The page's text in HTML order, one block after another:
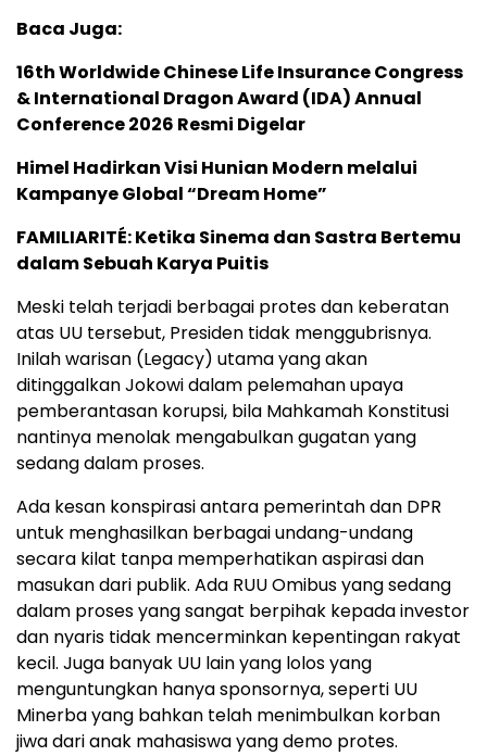
Baca Juga:
16th Worldwide Chinese Life Insurance Congress
& International Dragon Award (IDA) Annual
Conference 2026 Resmi Digelar
Himel Hadirkan Visi Hunian Modern melalui
Kampanye Global “Dream Home”
FAMILIARITÉ: Ketika Sinema dan Sastra Bertemu
dalam Sebuah Karya Puitis
Meski telah terjadi berbagai protes dan keberatan
atas UU tersebut, Presiden tidak menggubrisnya.
Inilah warisan (Legacy) utama yang akan
ditinggalkan Jokowi dalam pelemahan upaya
pemberantasan korupsi, bila Mahkamah Konstitusi
nantinya menolak mengabulkan gugatan yang
sedang dalam proses.
Ada kesan konspirasi antara pemerintah dan DPR
untuk menghasilkan berbagai undang-undang
secara kilat tanpa memperhatikan aspirasi dan
masukan dari publik. Ada RUU Omibus yang sedang
dalam proses yang sangat berpihak kepada investor
dan nyaris tidak mencerminkan kepentingan rakyat
kecil. Juga banyak UU lain yang lolos yang
menguntungkan hanya sponsornya, seperti UU
Minerba yang bahkan telah menimbulkan korban
jiwa dari anak mahasiswa yang demo protes.